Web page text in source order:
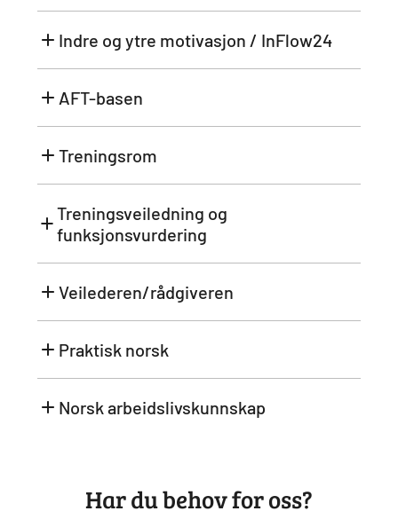
Indre og ytre motivasjon / InFlow24
AFT-basen
Treningsrom
Treningsveiledning og
funksjonsvurdering
Veilederen/rådgiveren
Praktisk norsk
Norsk arbeidslivskunnskap
Har du behov for oss?